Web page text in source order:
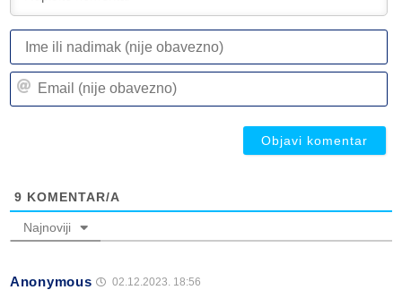
9 KOMENTAR/A
Najnoviji
Anonymous 02.12.2023. 18:56